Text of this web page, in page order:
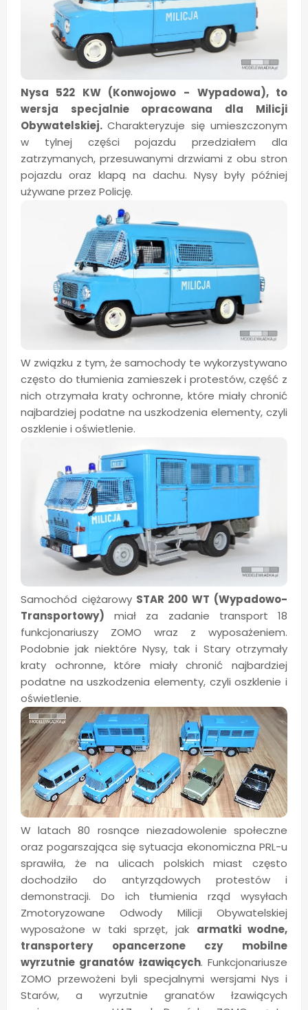
Nysa 522 KW (Konwojowo - Wypadowa), to
wersja specjalnie opracowana dla Milicji
Obywatelskiej.Charakteryzuje się umieszczonym
w tylnej części pojazdu przedziałem dla
zatrzymanych, przesuwanymi drzwiami z obu stron
pojazdu oraz klapą na dachu. Nysy były później
używane przez Policję.
W związku z tym, że samochody te wykorzystywano
często do tłumienia zamieszek i protestów, część z
nich otrzymała kraty ochronne, które miały chronić
najbardziej podatne na uszkodzenia elementy, czyli
oszklenie i oświetlenie.
Samochód ciężarowySTAR 200 WT (Wypadowo-
Transportowy) miał za zadanie transport 18
funkcjonariuszy ZOMO wraz z wyposażeniem.
Podobnie jak niektóre Nysy, tak i Stary otrzymały
kraty ochronne, które miały chronić najbardziej
podatne na uszkodzenia elementy, czyli oszklenie i
oświetlenie.
W latach 80 rosnące niezadowolenie społeczne
oraz pogarszająca się sytuacja ekonomiczna PRL-u
sprawiła, że na ulicach polskich miast często
dochodziło do antyrządowych protestów i
demonstracji. Do ich tłumienia rząd wysyłach
Zmotoryzowane Odwody Milicji Obywatelskiej
wyposażone w taki sprzęt, jak armatki wodne,
transportery opancerzone czy mobilne
wyrzutnie granatów łzawiących. Funkcjonariusze
ZOMO przewożeni byli specjalnymi wersjami Nys i
Starów, a wyrzutnie granatów łzawiących